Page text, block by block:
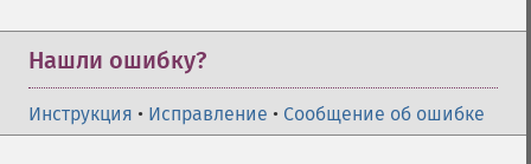
Нашли ошибку?
Инструкция • Исправление • Сообщение об ошибке